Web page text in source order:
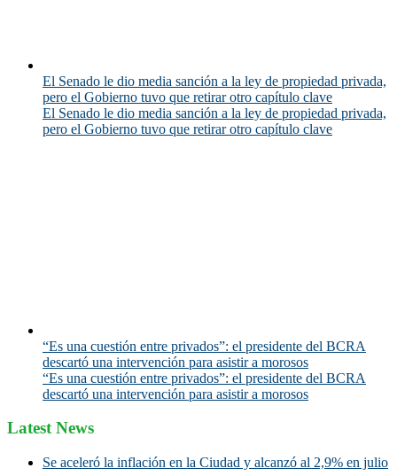
El Senado le dio media sanción a la ley de propiedad privada,
pero el Gobierno tuvo que retirar otro capítulo clave
El Senado le dio media sanción a la ley de propiedad privada,
pero el Gobierno tuvo que retirar otro capítulo clave
“Es una cuestión entre privados”: el presidente del BCRA
descartó una intervención para asistir a morosos
“Es una cuestión entre privados”: el presidente del BCRA
descartó una intervención para asistir a morosos
Latest News
Se aceleró la inflación en la Ciudad y alcanzó al 2,9% en julio